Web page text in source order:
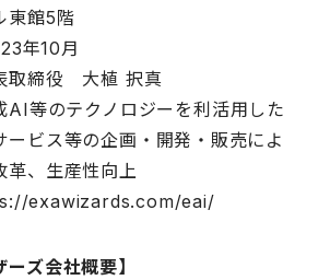
東館5階
年10月
取締役 大植 択真
AI等のテクノロジーを利活用した
ービス等の企画・開発・販売によ
革、生産性向上
exawizards.com/eai/
ーズ会社概要】